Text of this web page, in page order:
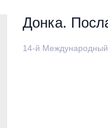
Донка.
14-й